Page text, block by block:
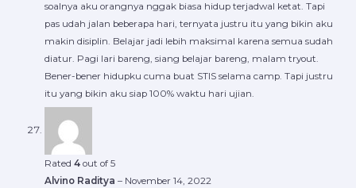
soalnya aku orangnya nggak biasa hidup terjadwal ketat. Tapi
pas udah jalan beberapa hari, ternyata justru itu yang bikin aku
makin disiplin. Belajar jadi lebih maksimal karena semua sudah
diatur. Pagi lari bareng, siang belajar bareng, malam tryout.
Bener-bener hidupku cuma buat STIS selama camp. Tapi justru
itu yang bikin aku siap 100% waktu hari ujian.
Rated 4out of 5
Alvino Raditya – November 14, 2022